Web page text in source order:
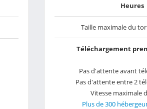
Heures
Taille maximale du
Téléchargement
Pas d'attente avant
Pas d'attente entre 2
Vitesse maximale
Plus de 300